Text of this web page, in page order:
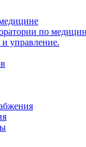
по
управление.